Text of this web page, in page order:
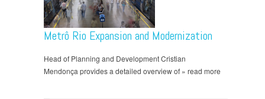
Metrô Rio Expansion and Modernization
Head of Planning and Development Cristian
Mendonça provides a detailed overview of » read more